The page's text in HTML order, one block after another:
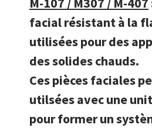
facial résistant à la
utilisées pour des
des solides chauds.
Ces pièces faciales
utilsées avec une
pour former un